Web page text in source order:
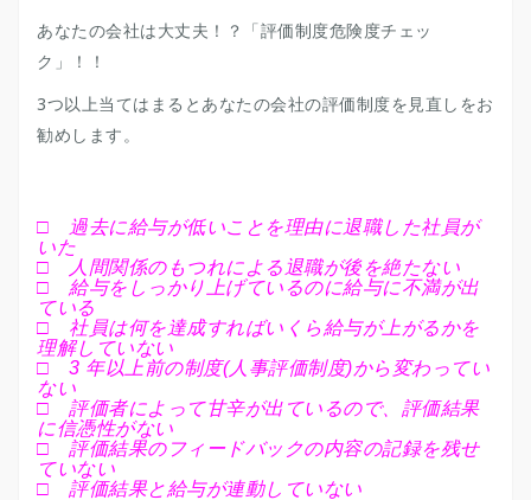
あなたの会社は大丈夫！？「評価制度危険度チェッ
ク」！！
3つ以上当てはまるとあなたの会社の評価制度を見直しをお
勧めします。
□ 過去に給与が低いことを理由に退職した社員が
いた
□ 人間関係のもつれによる退職が後を絶たない
□ 給与をしっかり上げているのに給与に不満が出
ている
□ 社員は何を達成すればいくら給与が上がるかを
理解していない
□ 3 年以上前の制度(人事評価制度)から変わってい
ない
□ 評価者によって甘辛が出ているので、評価結果
に信憑性がない
□ 評価結果のフィードバックの内容の記録を残せ
ていない
□ 評価結果と給与が連動していない